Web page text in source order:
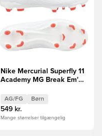
Nike Mercurial Superfly 11
Academy MG Break Em'
AG/FG Børn
549 kr.
Mange størrelser tilgængelig